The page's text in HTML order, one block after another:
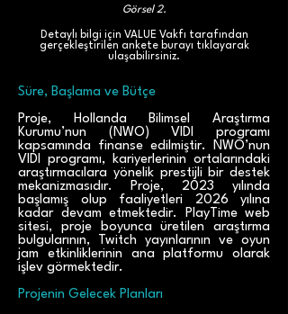
Görsel 2.
Detaylı bilgi için VALUE Vakfı tarafından
gerçekleştirilen ankete burayı tıklayarak
ulaşabilirsiniz.
Süre, Başlama ve Bütçe
Proje, Hollanda Bilimsel Araştırma
Kurumu’nun (NWO) VIDI programı
kapsamında finanse edilmiştir. NWO’nun
VIDI programı, kariyerlerinin ortalarındaki
araştırmacılara yönelik prestijli bir destek
mekanizmasıdır. Proje, 2023 yılında
başlamış olup faaliyetleri 2026 yılına
kadar devam etmektedir. PlayTime web
sitesi, proje boyunca üretilen araştırma
bulgularının, Twitch yayınlarının ve oyun
jam etkinliklerinin ana platformu olarak
işlev görmektedir.
Projenin Gelecek Planları